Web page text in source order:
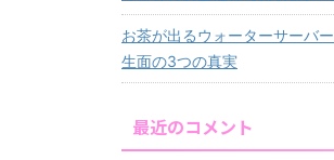
お茶が出るウォーターサーバ
生面の3つの真実
最近のコメント